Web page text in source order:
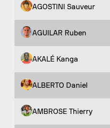
AGOSTINI Sauveur
AGUILAR Ruben
AKALÉ Kanga
ALBERTO Daniel
AMBROSE Thierry